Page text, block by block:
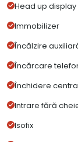
Head up display
Immobilizer
Încălzire
Încărcare
Închidere
Intrare fără
Isofix